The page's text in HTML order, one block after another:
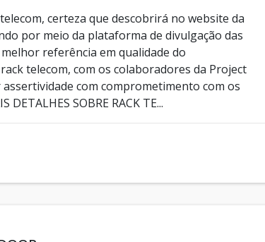
certeza que descobrirá no website da
por meio da plataforma de divulgação das
referência em qualidade do
telecom, com os colaboradores da Project
com comprometimento com os
SOBRE RACK TE...